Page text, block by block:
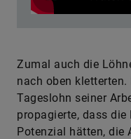
Zumal auch die
nach oben
Tageslohn seiner
propagierte, dass die
Potenzial hätten, die